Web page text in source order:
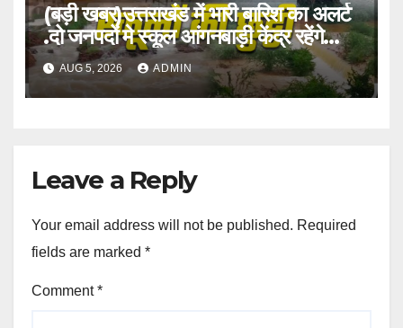
(बड़ी खबर)उत्तराखंड में भारी बारिश का अलर्ट
.दो जनपदों मे स्कूल आंगनबाड़ी केंद्र रहेंगे
बंद।
AUG 5, 2026 ADMIN
Leave a Reply
Your email address will not be published. Required
fields are marked *
Comment*